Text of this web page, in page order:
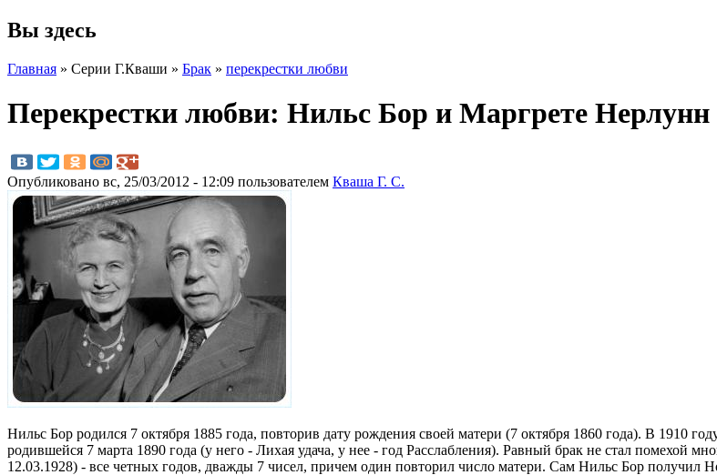
Вы здесь
Главная » Серии Г.Кваши » Брак » перекрестки любви
Перекрестки любви: Нильс Бор и Маргрете Нерлунн
Опубликовано вс, 25/03/2012 - 12:09 пользователем Кваша Г. С.
Нильс Бор родился 7 октября 1885 года, повторив дату рождения своей матери (7 октября 1860 года). В 1910
родившейся 7 марта 1890 года (у него - Лихая удача, у нее - год Расслабления). Равный брак не стал помехой
12.03.1928) - все четных годов, дважды 7 чисел, причем один повторил число матери. Сам Нильс Бор получил